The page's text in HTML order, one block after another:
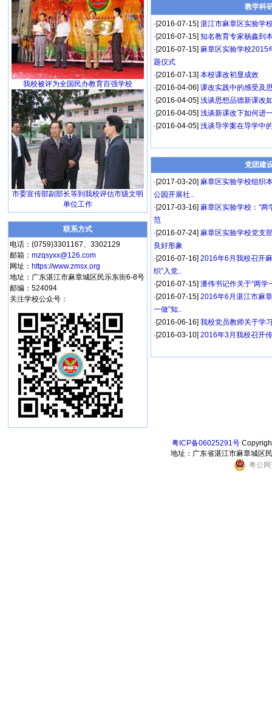
我校被评为全国民办教育百强学校
市委宣传部副部长等到我校评估市级文明
单位工作
联系方式
电话：(0759)3301167、3302129
邮箱： mzqsyxx@126.com
网址： https://www.zmsx.org
地址：广东湛江市麻章城区民乐东街6-8号
邮编：524094
关注学校公众号：
教学科
·[2016-07-15] 湛江市麻章区实验学
·[2016-07-15] 知名教育专家杨鑫到
·[2016-07-15] 麻章区实验学校2015
题仪式
·[2016-07-13] 本校课改初显成效
·[2016-04-06] 课改实践中的感受及
·[2016-04-05] 浅谈思想品德新课改
·[2016-04-05] 浅谈新课改下如何进
·[2016-04-05] 浅谈导学案在导学中
党团建
·[2017-03-20] 麻章区实验学校组织
公园开展社..
·[2017-03-16] 麻章区实验学校：“两
范
·[2016-07-24] 麻章区实验学校党支
良好形象
·[2016-07-16] 2016年6月我校召开
织”入党..
·[2016-07-15] 潘伟书记作关于“两学
·[2016-07-15] 2016年6月湛江市麻
一做”知..
·[2016-06-16] 我校党员教师关于学
·[2016-03-10] 2016年3月我校召开
粤ICP备06025291号
地址：广东省湛江市麻章城区
粤公